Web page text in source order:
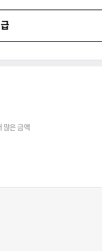
많은 금액